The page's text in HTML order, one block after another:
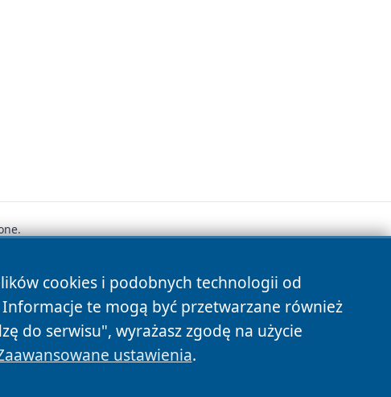
cookies i podobnych technologii od
te mogą być przetwarzane również
do serwisu", wyrażasz zgodę na użycie
ustawienia.